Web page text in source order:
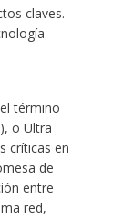
claves.
término
o Ultra
críticas en
de
entre
red,